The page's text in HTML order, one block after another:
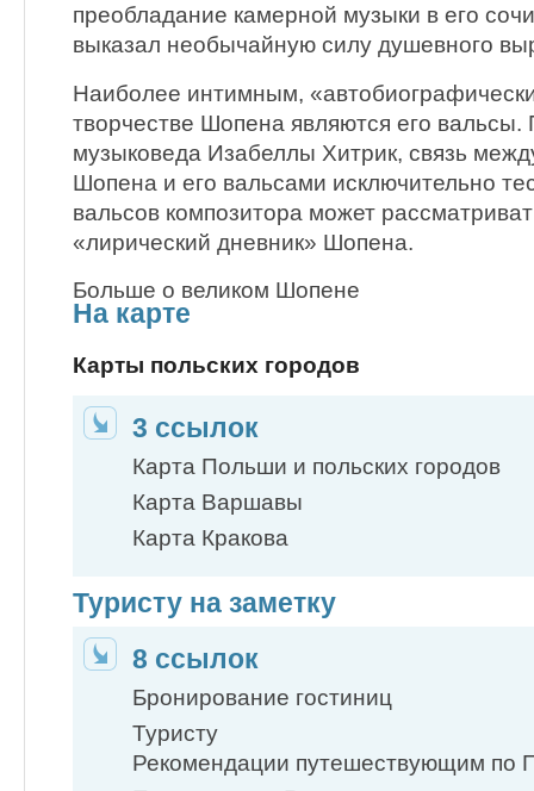
преобладание камерной музыки в его
выказал необычайную силу душевного
Наиболее интимным,
творчестве Шопена являются его
музыковеда Изабеллы Хитрик, связь
Шопена и его вальсами исключительно
вальсов композитора может
«лирический дневник» Шопена.
Больше о великом Шопене
На карте
Карты польских городов
3 ссылок
Карта Польши и польских городов
Карта Варшавы
Карта Кракова
Туристу на заметку
8 ссылок
Бронирование гостиниц
Туристу
Рекомендации путешествующим по